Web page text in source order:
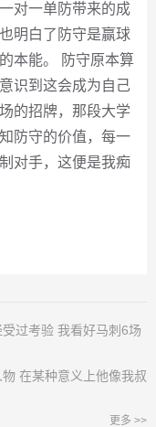
对一单防带来的成
明白了防守是赢球
本能。 防守原本算
识到这会成为自己
的招牌，那段大学
防守的价值，每一
对手，这便是我痴
过考验 我看好马刺6场
在某种意义上他像我叔
更多 >>